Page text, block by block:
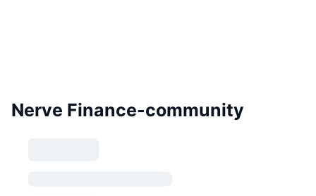
Nerve Finance-community